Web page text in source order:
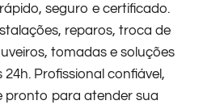
seguro e certificado.
reparos, troca de
tomadas e soluções
24h. Profissional confiável,
pronto para atender sua